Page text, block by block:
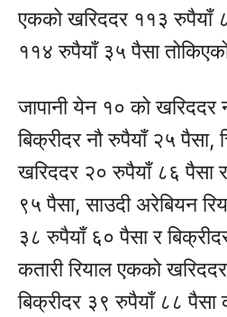
एकको खरिददर ११३ रुपैयाँ
११४ रुपैयाँ ३५ पैसा
जापानी येन १० को खरिददर
बिक्रीदर नौ रुपैयाँ २५
खरिददर २० रुपैयाँ ८६ पैसा
९५ पैसा, साउदी अरेबियन
३८ रुपैयाँ ६० पैसा र
कतारी रियाल एकको
बिक्रीदर ३९ रुपैयाँ ८८